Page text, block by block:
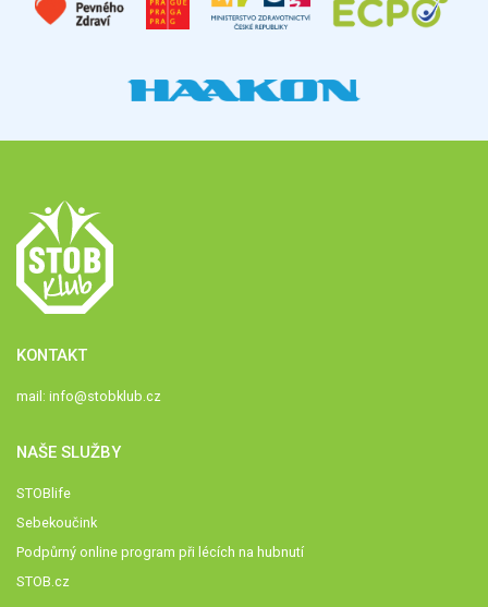
KONTAKT
mail: info@stobklub.cz
NAŠE SLUŽBY
STOBlife
Sebekoučink
Podpůrný online program při lécích na hubnutí
STOB.cz